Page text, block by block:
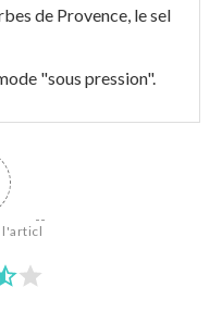
de Provence, le sel
"sous pression".
l'articl